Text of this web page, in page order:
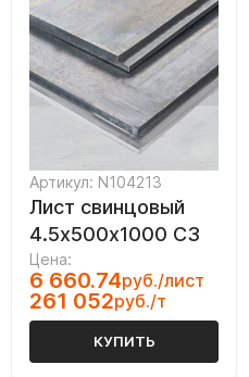
Артикул: N104213
Лист свинцовый
4.5х500х1000 С3
Цена:
6 660.74руб./лист
261 052руб./т
КУПИТЬ